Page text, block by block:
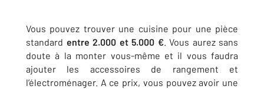
Vous pouvez trouver une cuisine pour une pièce
standard entre 2.000 et 5.000 €. Vous aurez sans
doute à la monter vous-même et il vous faudra
ajouter les accessoires de rangement et
l’électroménager. A ce prix, vous pouvez avoir une